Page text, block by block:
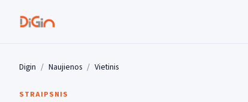
Digin Naujienos Vietinis
STRAIPSNIS